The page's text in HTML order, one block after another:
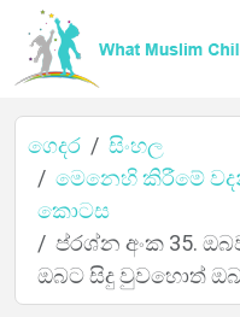
ගෙදර
ගෙදර
සිංහල
මෙනෙහි කිරීමේ
කොටස
ප්රශ්න අංක 35.
ඔබට සිදු වුවහොත්